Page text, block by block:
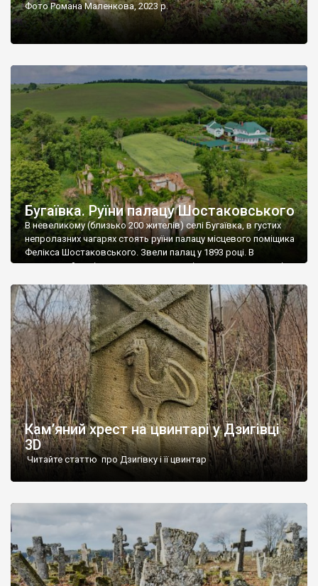
Фото Романа Маленкова, 2023 р.
Бугаївка. Руїни палацу Шостаковського
В невеликому (близько 200 жителів) селі Бугаївка, в густих
непролазних чагарях стоять руїни палацу місцевого поміщика
Фелікса Шостаковського. Звели палац у 1893 році. В
радянський період у ньому спочатку містилася школа, потім
століття тут розмістили туберкульозну лікарню. Коли із
палацу виїхала лікарня – ми точно не […]
Кам’яний хрест на цвинтарі у Дзигівці
3D
Читайте статтю про Дзигівку і її цвинтар